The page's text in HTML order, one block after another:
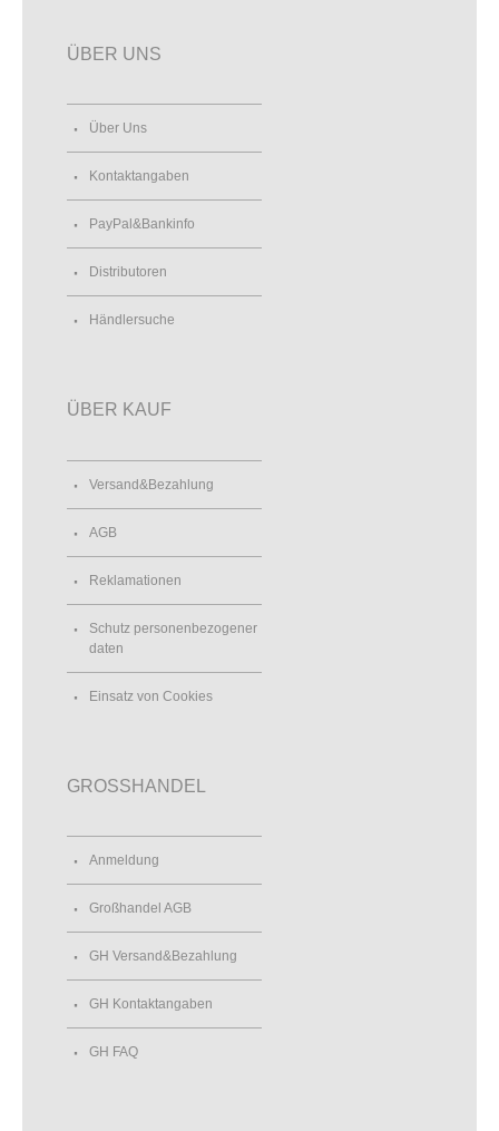
ÜBER UNS
Über Uns
Kontaktangaben
PayPal&Bankinfo
Distributoren
Händlersuche
ÜBER KAUF
Versand&Bezahlung
AGB
Reklamationen
Schutz personenbezogener
daten
Einsatz von Cookies
GROSSHANDEL
Anmeldung
Großhandel AGB
GH Versand&Bezahlung
GH Kontaktangaben
GH FAQ